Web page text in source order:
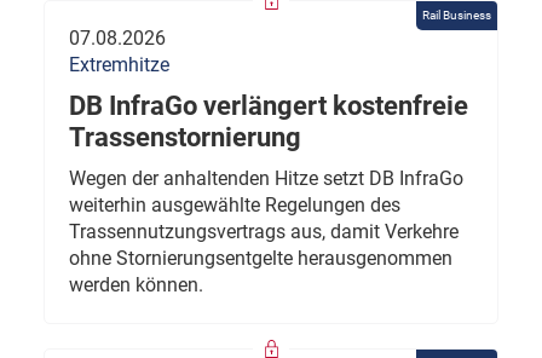
Rail Business
07.08.2026
Extremhitze
DB InfraGo verlängert kostenfreie
Trassenstornierung
Wegen der anhaltenden Hitze setzt DB InfraGo
weiterhin ausgewählte Regelungen des
Trassennutzungsvertrags aus, damit Verkehre
ohne Stornierungsentgelte herausgenommen
werden können.